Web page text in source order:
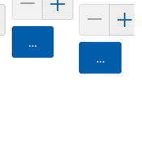
Agregar